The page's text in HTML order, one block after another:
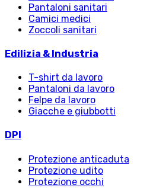
Pantaloni sanitari
Camici medici
Zoccoli sanitari
Edilizia & Industria
T-shirt da lavoro
Pantaloni da lavoro
Felpe da lavoro
Giacche e giubbotti
DPI
Protezione anticaduta
Protezione udito
Protezione occhi